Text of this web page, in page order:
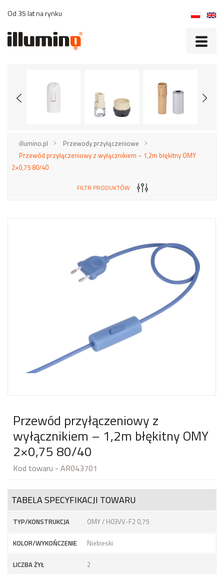
Od 35 lat na rynku
illumino.pl
Przewody przyłączeniowe
Przewód przyłączeniowy z wyłącznikiem – 1,2m błękitny OMY
2×0,75 80/40
FILTR PRODUKTÓW
Przewód przyłączeniowy z
wyłącznikiem – 1,2m błękitny OMY
2×0,75 80/40
Kod towaru - AR043701
TABELA SPECYFIKACJI TOWARU
TYP/KONSTRUKCJA OMY / H03VV-F2 0,75
KOLOR/WYKOŃCZENIE Niebieski
LICZBA ŻYŁ 2